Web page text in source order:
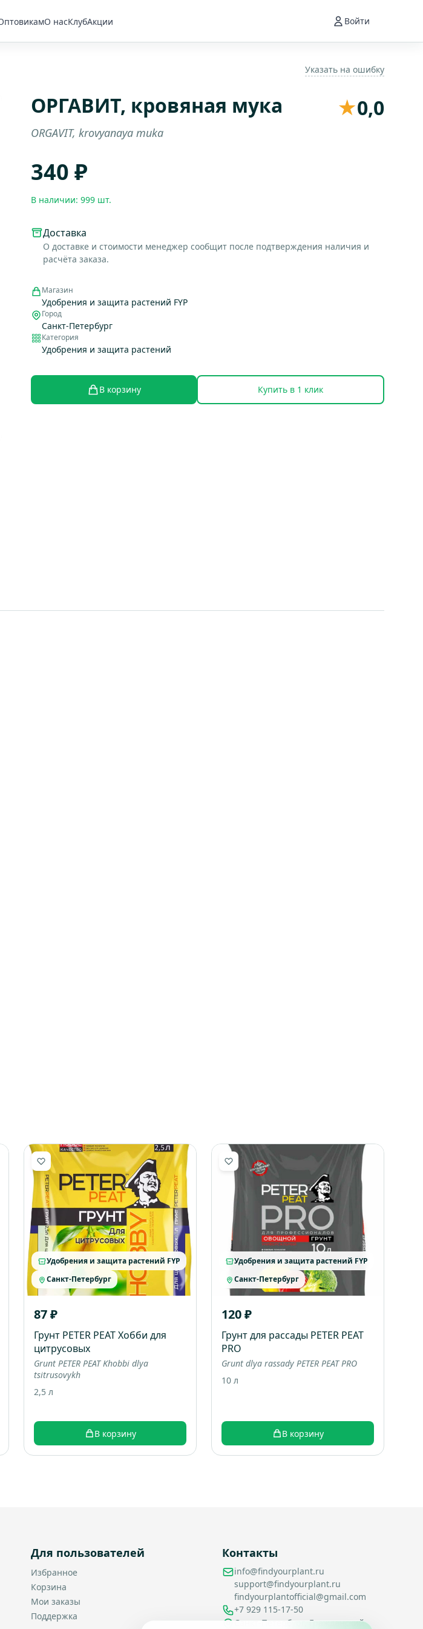
О насКлубАкции Войти
Указать на ошибку
ОРГАВИТ, кровяная мука ★0,0
ORGAVIT, krovyanaya muka
340 ₽
В наличии: 999 шт.
Доставка
О доставке и стоимости менеджер сообщит после подтверждения наличия и
расчёта заказа.
Магазин
Удобрения и защита растений FYP
Город
Санкт-Петербург
Категория
Удобрения и защита растений
В корзину Купить в 1 клик
Удобрения и защита растений FYP
Санкт-Петербург
87 ₽
Грунт PETER PEAT Хобби для
цитрусовых
Grunt PETER PEAT Khobbi dlya
tsitrusovykh
2,5 л
В корзину
Удобрения и защита растений FYP
Санкт-Петербург
120 ₽
Грунт для рассады PETER PEAT
PRO
Grunt dlya rassady PETER PEAT PRO
10 л
В корзину
Для пользователей
Избранное
Корзина
Мои заказы
Поддержка
Контакты
info@findyourplant.ru
support@findyourplant.ru
findyourplantofficial@gmail.com
+7 929 115-17-50
Санкт-Петербург, Гражданский